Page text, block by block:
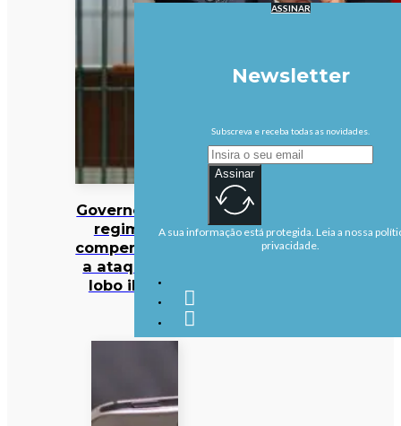
Governo altera
regime de
compensações
a ataques de
lobo ibérico
ASSINAR
Newsletter
Subscreva e receba todas as novidades.
Assinar
A sua informação está protegida. Leia a nossa
privacidade.